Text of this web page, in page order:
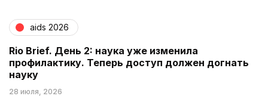
aids 2026
Rio Brief. День 2: наука уже изменила
профилактику. Теперь доступ должен догнать
науку
28 июля, 2026